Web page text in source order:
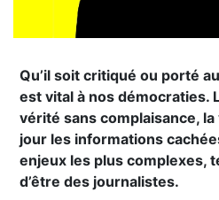
Qu’il soit critiqué ou porté
est vital à nos démocraties.
vérité sans complaisance,
jour les informations
enjeux les plus complexes,
d’être des journalistes.